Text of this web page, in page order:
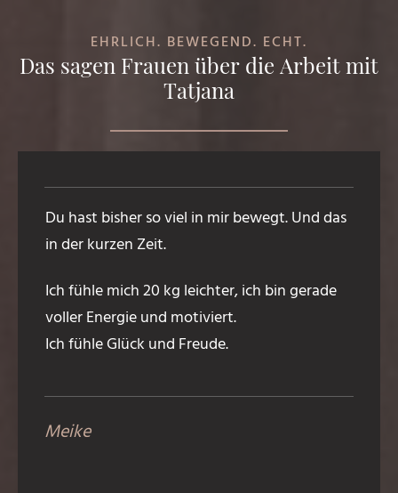
EHRLICH. BEWEGEND. ECHT.
Das sagen Frauen über die Arbeit mit
Tatjana
Du hast bisher so viel in mir bewegt. Und das
in der kurzen Zeit.
Ich fühle mich 20 kg leichter, ich bin gerade
voller Energie und motiviert.
Ich fühle Glück und Freude.
Meike